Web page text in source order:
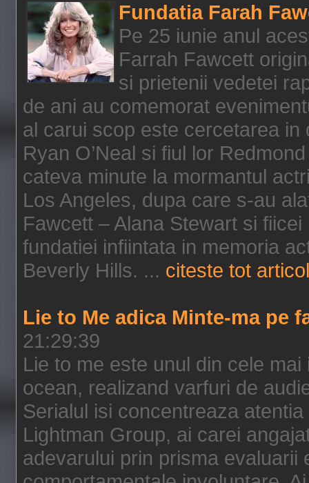
Fundatia Farah
Pe 25 iunie anul
Farrah Fawcett
si prietenii vedetei
de ani au comemorat
al carui scop este cercetarea
Ryan O’Neal si fiul lor
cateva minute la mormantul
Los Angeles, dupa care s-au
Fawcett – Alana Stewart si fiicei
fundatiei infiintata in memoria
Beverly Hills. ... citeste tot
Lie to Me adica Minte-ma pe
21:29:39
Lie to me este unul din cele
ocean, realizand varfuri de
Serialul isi concentreaza
Lightman Group, ai carei
adevarului prin prisma evaluarii